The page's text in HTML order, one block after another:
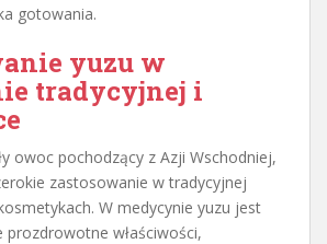
gotowania.
yuzu w
tradycyjnej i
owoc pochodzący z Azji Wschodniej,
zastosowanie w tradycyjnej
W medycynie yuzu jest
prozdrowotne właściwości,